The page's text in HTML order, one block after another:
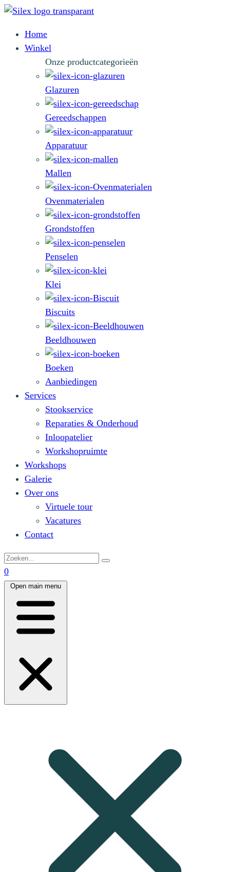
Home
Winkel
Onze productcategorieën
Glazuren
Gereedschappen
Apparatuur
Mallen
Ovenmaterialen
Grondstoffen
Penselen
Klei
Biscuits
Beeldhouwen
Boeken
Aanbiedingen
Services
Stookservice
Reparaties & Onderhoud
Inloopatelier
Workshopruimte
Workshops
Galerie
Over ons
Virtuele tour
Vacatures
Contact
0
Open main menu